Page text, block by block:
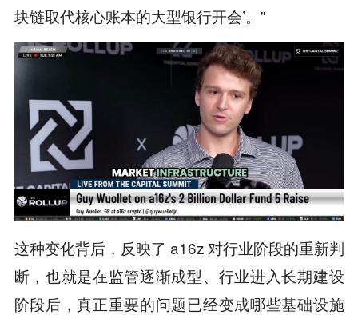
块链取代核心账本的大型银行开会’。”
这种变化背后，反映了 a16z 对行业阶段的重新判
断，也就是在监管逐渐成型、行业进入长期建设
阶段后，真正重要的问题已经变成哪些基础设施